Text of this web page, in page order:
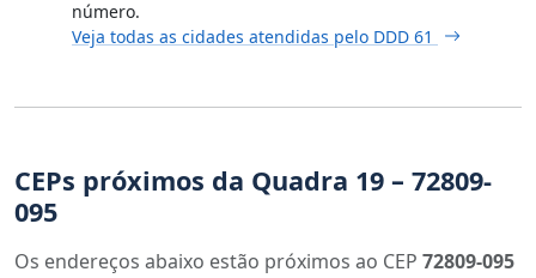
número.
Veja todas as cidades atendidas pelo DDD 61
CEPs próximos da Quadra 19 – 72809-
095
Os endereços abaixo estão próximos ao CEP 72809-095